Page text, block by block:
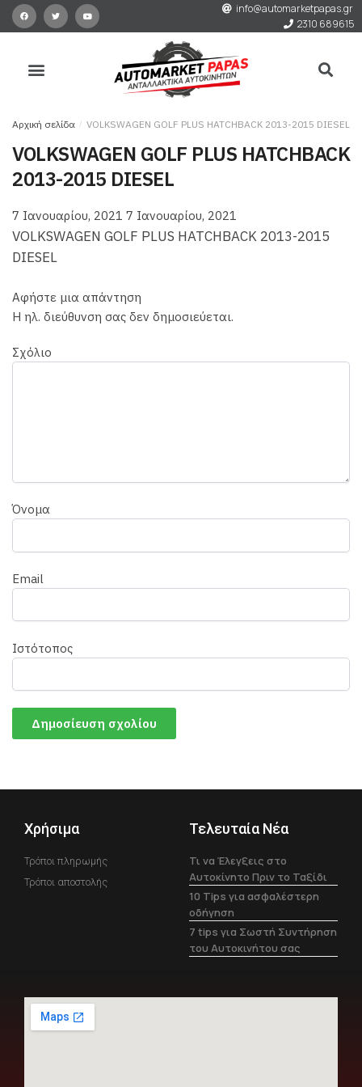
info@automarketpapas.gr
2310 689615
Αρχική σελίδα / VOLKSWAGEN GOLF PLUS HATCHBACK 2013-2015 DIESEL
VOLKSWAGEN GOLF PLUS HATCHBACK
2013-2015 DIESEL
7 Ιανουαρίου, 2021 7 Ιανουαρίου, 2021
VOLKSWAGEN GOLF PLUS HATCHBACK 2013-2015
DIESEL
Αφήστε μια απάντηση
Η ηλ. διεύθυνση σας δεν δημοσιεύεται.
Σχόλιο
Όνομα
Email
Ιστότοπος
Χρήσιμα
Τρόποι πληρωμής
Τρόποι αποστολής
Τελευταία Νέα
Τι να Έλεγξεις στο
Αυτοκίνητο Πριν το Ταξίδι
10 Tips για ασφαλέστερη
οδήγηση
7 tips για Σωστή Συντήρηση
του Αυτοκινήτου σας